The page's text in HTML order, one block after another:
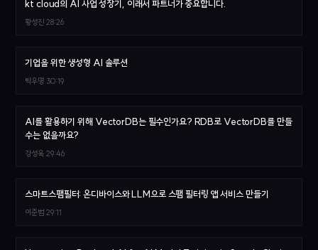
kt cloud의 AI 사업 성장기, 이래서 파트너가 중요합니다.
황성진 28:26
기업을 위한 생성형 AI 솔루션
박우명 30:19
AI를 활용하기 위해 VectorDB는 필수인가요? RDB로 VectorDB를 만들
수는 없을까요?
강성욱 29:46
스마트스팸필터: 온디바이스와 LLM으로 스팸 필터링 앱 서비스 만들기
이준범 29:11